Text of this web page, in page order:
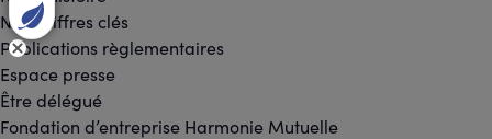
-
Menu
principal
Nos chiffres clés
Publications règlementaires
Espace presse
Être délégué
Fondation d’entreprise Harmonie Mutuelle